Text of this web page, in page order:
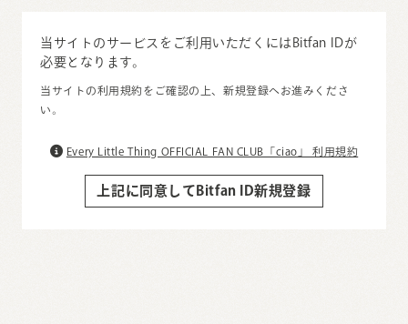
当サイトのサービスをご利用いただくにはBitfan IDが
必要となります。
当サイトの利用規約をご確認の上、新規登録へお進みくださ
い。
Every Little Thing OFFICIAL FAN CLUB「ciao」 利用規約
上記に同意してBitfan ID新規登録